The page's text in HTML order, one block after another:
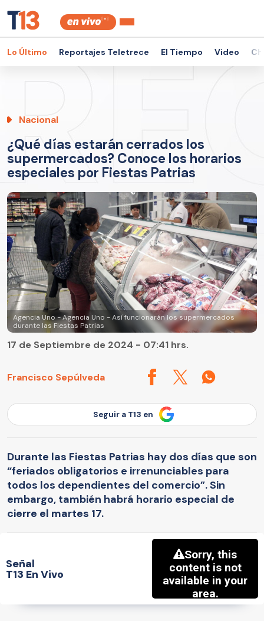
Lo Último Reportajes Teletrece El Tiempo Video
Nacional
¿Qué días estarán cerrados los
supermercados? Conoce los horarios
especiales por Fiestas Patrias
Agencia Uno - Agencia Uno - Así funcionarán los supermercados
durante las Fiestas Patrias
Francisco Sepúlveda
17 de Septiembre de 2024 - 07:41 hrs.
Seguir a T13 en
Durante las Fiestas Patrias hay dos días que son
“feriados obligatorios e irrenunciables para
todos los dependientes del comercio”. Sin
embargo, también habrá horario especial de
cierre el martes 17.
Señal
T13 En Vivo